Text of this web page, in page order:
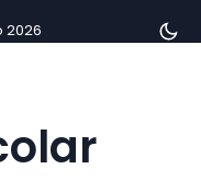
2026